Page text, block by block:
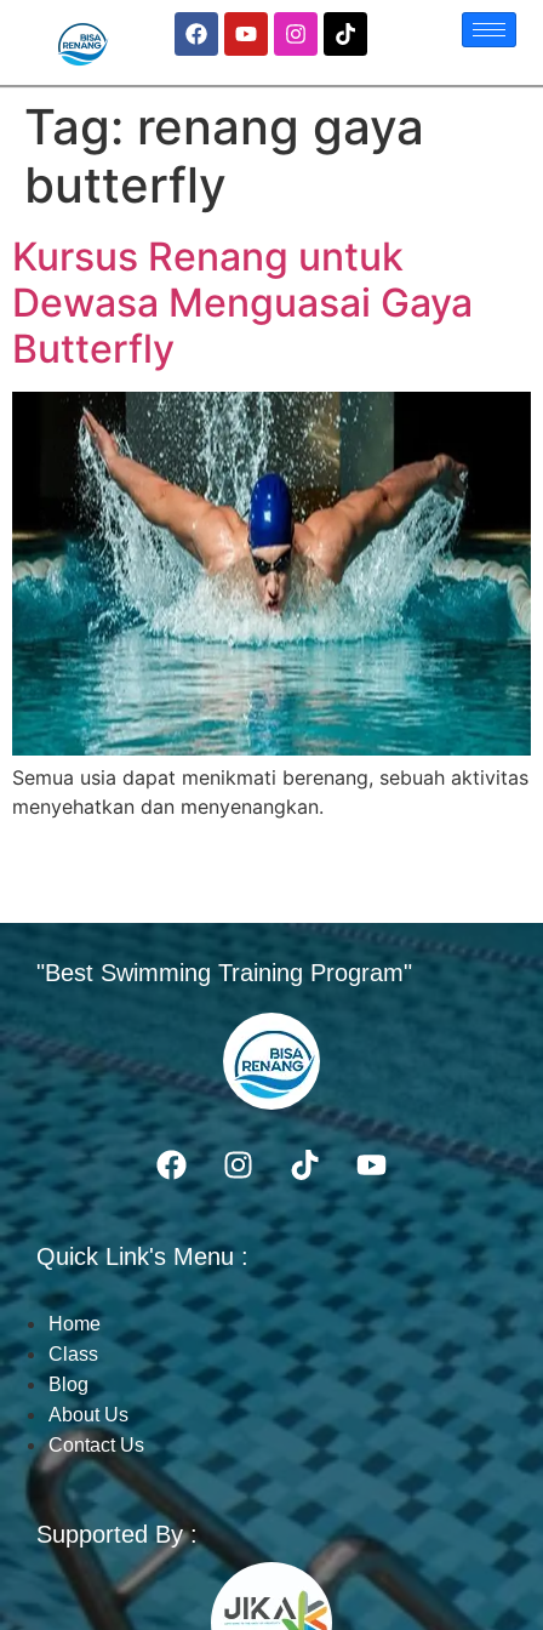
Tag: renang gaya
butterfly
Kursus Renang untuk
Dewasa Menguasai Gaya
Butterfly
Semua usia dapat menikmati berenang, sebuah aktivitas
menyehatkan dan menyenangkan.
"Best Swimming Training Program"
Quick Link's Menu :
Home
Class
Blog
About Us
Contact Us
Supported By :